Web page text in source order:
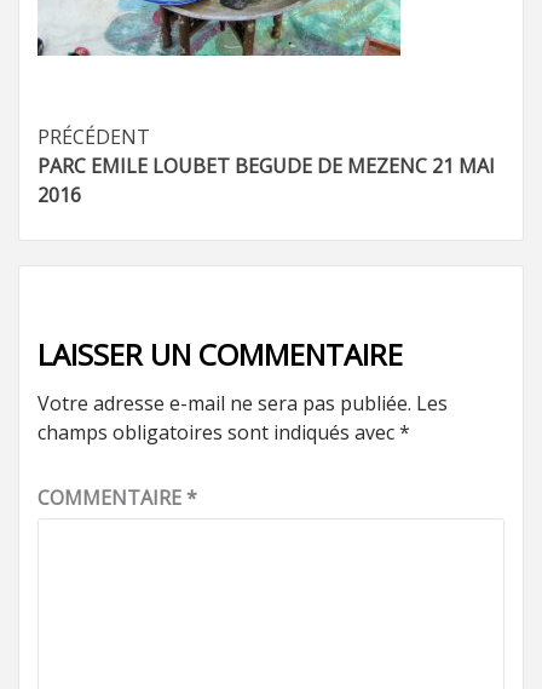
Navigation
d’article
PRÉCÉDENT
PARC EMILE LOUBET BEGUDE DE MEZENC 21 MAI
2016
LAISSER UN COMMENTAIRE
Votre adresse e-mail ne sera pas publiée. Les
champs obligatoires sont indiqués avec*
COMMENTAIRE*